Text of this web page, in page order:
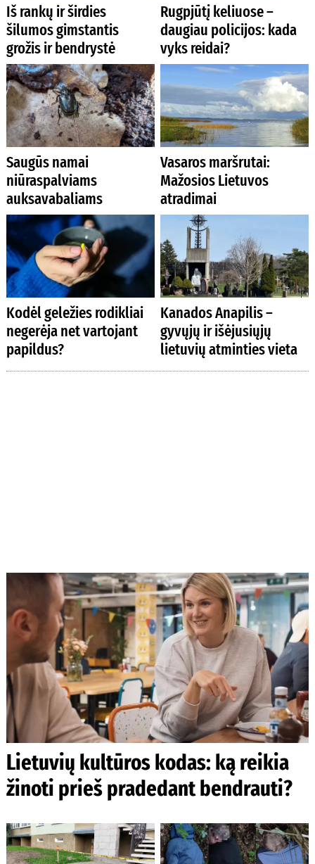
Iš rankų ir širdies
šilumos gimstantis
grožis ir bendrystė
Rugpjūtį keliuose –
daugiau policijos: kada
vyks reidai?
Saugūs namai
niūraspalviams
auksavabaliams
Vasaros maršrutai:
Mažosios Lietuvos
atradimai
Kodėl geležies rodikliai
negerėja net vartojant
papildus?
Kanados Anapilis –
gyvųjų ir išėjusiųjų
lietuvių atminties vieta
Lietuvių kultūros kodas: ką reikia
žinoti prieš pradedant bendrauti?